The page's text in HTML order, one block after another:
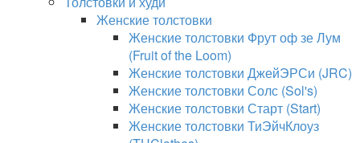
Женские толстовки
Женские толстовки Фрут оф зе Лум
(Fruit of the Loom)
Женские толстовки ДжейЭРСи (JRC)
Женские толстовки Солс (Sol's)
Женские толстовки Старт (Start)
Женские толстовки ТиЭйчКлоуз